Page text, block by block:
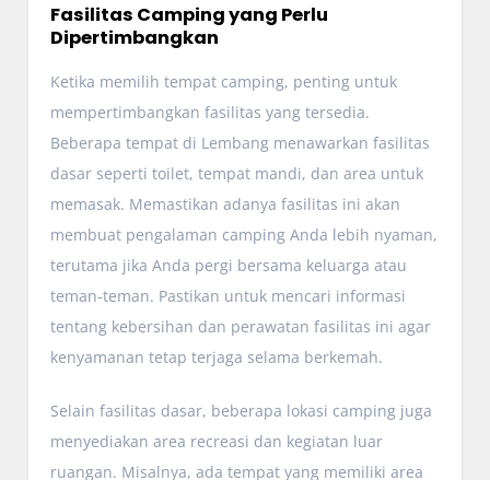
Fasilitas Camping yang Perlu
Dipertimbangkan
Ketika memilih tempat camping, penting untuk
mempertimbangkan fasilitas yang tersedia.
Beberapa tempat di Lembang menawarkan fasilitas
dasar seperti toilet, tempat mandi, dan area untuk
memasak. Memastikan adanya fasilitas ini akan
membuat pengalaman camping Anda lebih nyaman,
terutama jika Anda pergi bersama keluarga atau
teman-teman. Pastikan untuk mencari informasi
tentang kebersihan dan perawatan fasilitas ini agar
kenyamanan tetap terjaga selama berkemah.
Selain fasilitas dasar, beberapa lokasi camping juga
menyediakan area recreasi dan kegiatan luar
ruangan. Misalnya, ada tempat yang memiliki area